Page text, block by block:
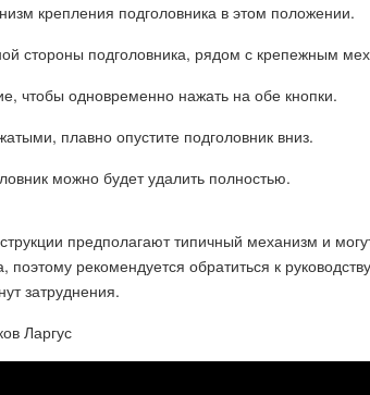
крепления подголовника в этом положении.
стороны подголовника, рядом с крепежным
чтобы одновременно нажать на обе кнопки.
плавно опустите подголовник вниз.
можно будет удалить полностью.
предполагают типичный механизм и
рекомендуется обратиться к
затруднения.
Ларгус